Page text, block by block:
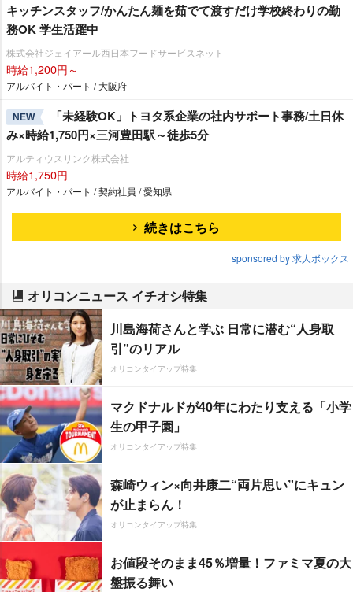
キッチンスタッフ/かんたん麺を茹でて渡すだけ学校終わりの勤
務OK 学生活躍中
株式会社ジェイアール西日本フードサービスネット
時給1,200円～
アルバイト・パート / 大阪府
NEW
「未経験OK」トヨタ系企業の社内サポート事務/土日休
み×時給1,750円×三河豊田駅～徒歩5分
アルティウスリンク株式会社
時給1,750円
アルバイト・パート / 契約社員 / 愛知県
続きはこちら
sponsored by 求人ボックス
オリコンニュース イチオシ特集
川島海荷さんと学ぶ 日常に潜む“人身取
引”のリアル
オリコンタイアップ特集
マクドナルドが40年にわたり支える「小学
生の甲子園」
オリコンタイアップ特集
森崎ウィン×向井康二“両片思い”にキュン
が止まらん！
オリコンタイアップ特集
お値段そのまま45％増量！ファミマ夏の大
盤振る舞い